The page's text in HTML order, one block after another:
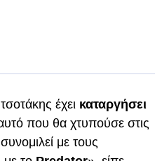
έχει καταργήσει
που θα χτυπούσε στις
με τους